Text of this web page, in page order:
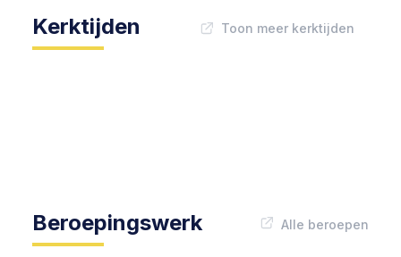
Kerktijden Toon meer kerktijden
Beroepingswerk Alle beroepen